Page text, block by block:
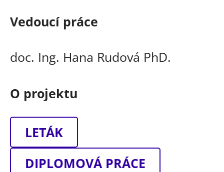
Vedoucí práce
doc. Ing. Hana Rudová PhD.
O projektu
LETÁK
DIPLOMOVÁ PRÁCE